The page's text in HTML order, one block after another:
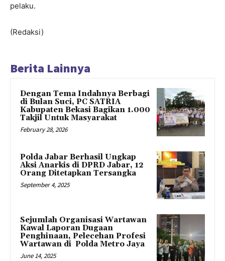
pelaku.
(Redaksi)
Berita Lainnya
Dengan Tema Indahnya Berbagi
di Bulan Suci, PC SATRIA
Kabupaten Bekasi Bagikan 1.000
Takjil Untuk Masyarakat
February 28, 2026
Polda Jabar Berhasil Ungkap
Aksi Anarkis di DPRD Jabar, 12
Orang Ditetapkan Tersangka
September 4, 2025
Sejumlah Organisasi Wartawan
Kawal Laporan Dugaan
Penghinaan, Pelecehan Profesi
Wartawan di Polda Metro Jaya
June 14, 2025